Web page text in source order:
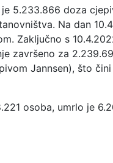
5.233.866 doza
Na dan
Zaključno s
završeno za
Jannsen), što čini
osoba, umrlo je